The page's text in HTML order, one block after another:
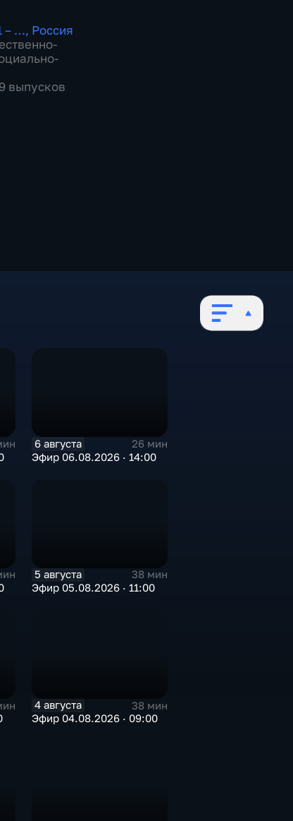
– …, Россия
выпусков
6 августа
26 мин
Эфир 06.08.2026 · 14:00
5 августа
38 мин
Эфир 05.08.2026 · 11:00
4 августа
38 мин
Эфир 04.08.2026 · 09:00